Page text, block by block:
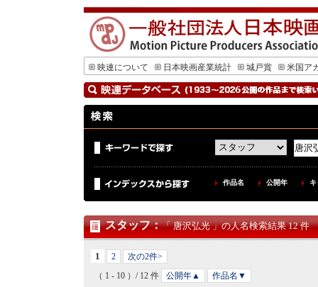
映連について 日本映画産業統計 城戸賞 米国ア
作品名 公開年
スタッフ：「 唐沢弘光 」の人名検索結果 12 件
1 2
次の2件>
（ 1 - 10 ）/ 12 件
公開年▲ 作品名▼